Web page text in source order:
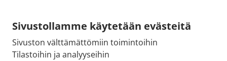
Sivustollamme käytetään evästeitä
Sivuston välttämättömiin toimintoihin
Tilastoihin ja analyyseihin
Sähköpostiosoite:
kirjaamo@fimea.fi